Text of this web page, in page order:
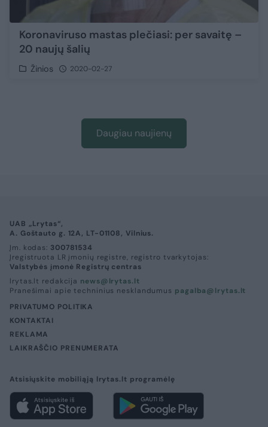
Koronaviruso mastas plečiasi: per savaitę –
20 naujų šalių
Žinios 2020-02-27
Daugiau naujienų
UAB „Lrytas“,
A. Goštauto g. 12A, LT-01108, Vilnius.
Įm. kodas: 300781534
Įregistruota LR įmonių registre, registro tvarkytojas:
Valstybės įmonė Registrų centras
lrytas.lt redakcija news@lrytas.lt
Pranešimai apie techninius nesklandumus pagalba@lrytas.lt
PRIVATUMO POLITIKA
KONTAKTAI
REKLAMA
LAIKRAŠČIO PRENUMERATA
Atsisiųskite mobiliąją lrytas.lt programėlę